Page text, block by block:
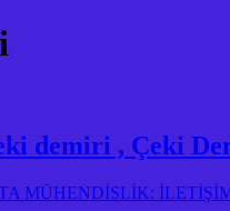
demiri , Çeki
MÜHENDİSLİK: